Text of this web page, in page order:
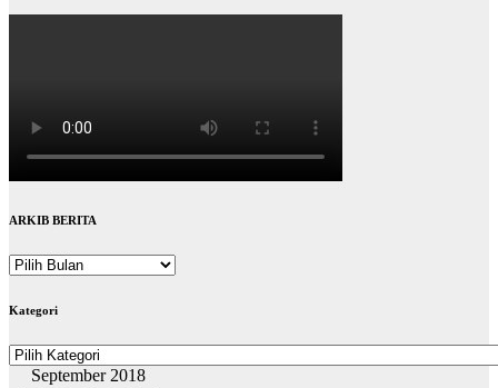
ARKIB BERITA
ARKIB
Kategori
Kategori
September 2018